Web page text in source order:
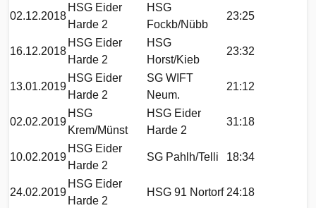
02.12.2018
HSG Eider
Harde 2
HSG
Fockb/Nübb
23:25
16.12.2018
HSG Eider
Harde 2
HSG
Horst/Kieb
23:32
13.01.2019
HSG Eider
Harde 2
SG WIFT
Neum.
21:12
02.02.2019
HSG
Krem/Münst
HSG Eider
Harde 2
31:18
10.02.2019
HSG Eider
Harde 2
SG Pahlh/Telli 18:34
24.02.2019
HSG Eider
Harde 2
HSG 91 Nortorf 24:18